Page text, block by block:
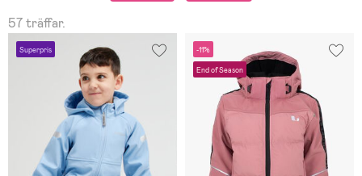
57 träffar.
Superpris -11%
End of Season